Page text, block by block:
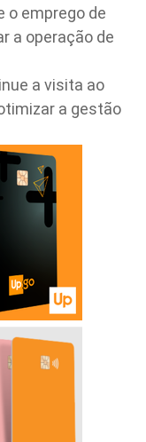
o emprego de
a operação de
a visita ao
a gestão